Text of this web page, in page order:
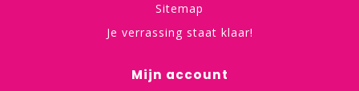
Sitemap
Je verrassing staat klaar!
Mijn account